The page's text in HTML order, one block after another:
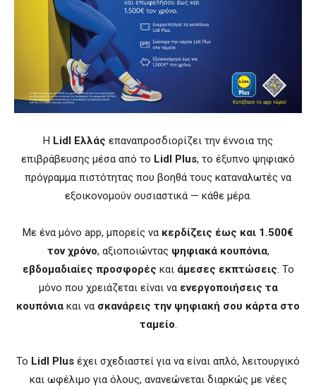
Η Lidl Ελλάς επαναπροσδιορίζει την έννοια της
επιβράβευσης μέσα από το Lidl Plus, το έξυπνο ψηφιακό
πρόγραμμα πιστότητας που βοηθά τους καταναλωτές να
εξοικονομούν ουσιαστικά — κάθε μέρα.
Με ένα μόνο app, μπορείς να κερδίζεις έως και 1.500€
τον χρόνο, αξιοποιώντας ψηφιακά κουπόνια,
εβδομαδιαίες προσφορές και άμεσες εκπτώσεις. Το
μόνο που χρειάζεται είναι να ενεργοποιήσεις τα
κουπόνια και να σκανάρεις την ψηφιακή σου κάρτα στο
ταμείο.
Το Lidl Plus έχει σχεδιαστεί για να είναι απλό, λειτουργικό
και ωφέλιμο για όλους, ανανεώνεται διαρκώς με νέες